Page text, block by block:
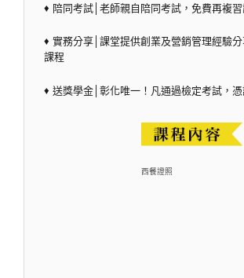
♦ 陪同考試│老師親自陪同考試，免費再複
♦ 實務分享│課堂提供創業及營銷管理經驗
課程
♦ 送獎學金│彰化唯一！凡通過檢定考試，
西餐證照